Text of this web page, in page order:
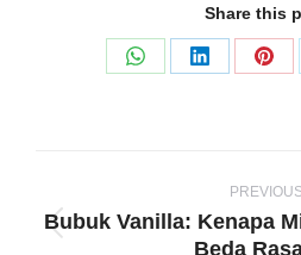
Share this
Share
Share
navigation
Bubuk Vanilla: Kenapa
Beda